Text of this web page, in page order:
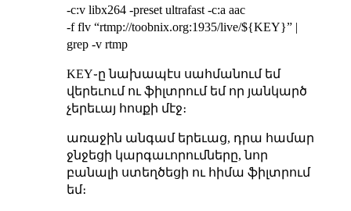
-c:v libx264 -preset ultrafast -c:a aac
-f flv “rtmp://toobnix.org:1935/live/${KEY}” |
grep -v rtmp
KEY֊ը նախապէս սահմանում եմ
վերեւում ու ֆիլտրում եմ որ յանկարծ
չերեւայ հոսքի մէջ։
առաջին անգամ երեւաց, դրա համար
ջնջեցի կարգաւորումները, նոր
բանալի ստեղծեցի ու հիմա ֆիլտրում
եմ։